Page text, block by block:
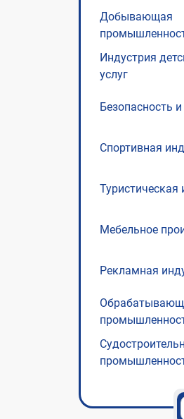
Добывающая
Индустрия
услуг
Безопасность
Спортивная
Туристическая
Мебельное
Рекламная